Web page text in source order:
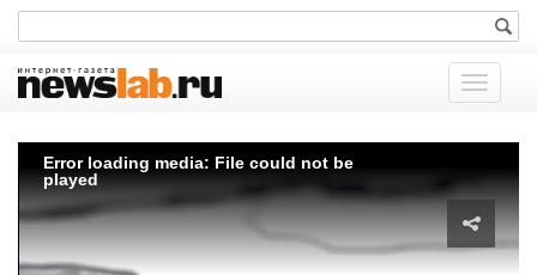
Показать
меню
Error loading media: File could not be
played